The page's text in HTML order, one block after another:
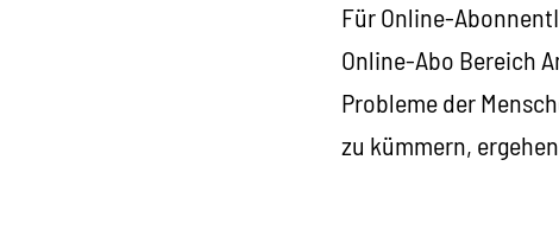
Für Online-
Online-Abo Bereich
Probleme der
zu kümmern,